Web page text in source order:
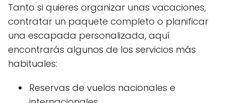
Tanto si quieres organizar unas vacaciones,
contratar un paquete completo o planificar
una escapada personalizada, aquí
encontrarás algunos de los servicios más
habituales:
Reservas de vuelos nacionales e